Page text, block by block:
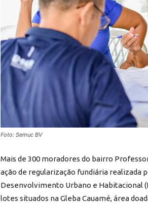
Foto: Semuc BV
Mais de 300 moradores do bairro
ação de regularização fundiária realizada
Desenvolvimento Urbano e Habitacional
lotes situados na Gleba Cauamé, área